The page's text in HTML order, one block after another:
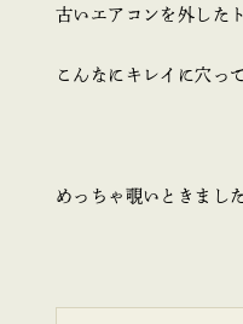
古いエアコンを外した
こんなにキレイに穴っ
めっちゃ覗いときまし